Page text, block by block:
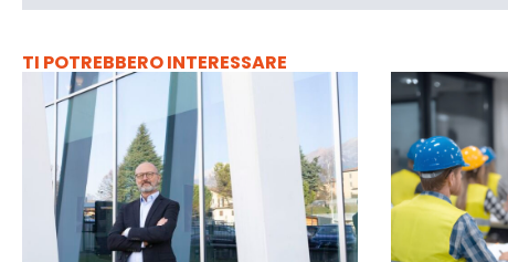
TI POTREBBERO INTERESSARE